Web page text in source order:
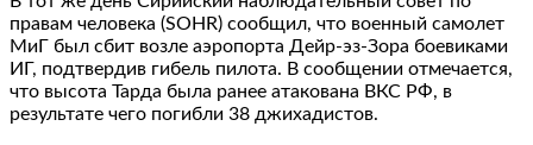
правам человека (SOHR) сообщил, что военный самолет
МиГ был сбит возле аэропорта Дейр-эз-Зора боевиками
ИГ, подтвердив гибель пилота. В сообщении отмечается,
что высота Тарда была ранее атакована ВКС РФ, в
результате чего погибли 38 джихадистов.